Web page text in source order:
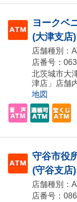
ヨークベ
(大津支店)
店舗種別：
店番号：063
北茨城市大
津店」店舗
地図
守谷市役
(守谷支店)
店舗種別：
店番号：086